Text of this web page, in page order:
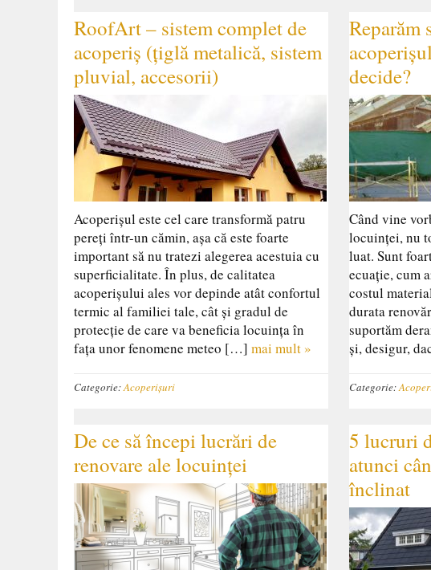
RoofArt – sistem complet de
acoperiș (țiglă metalică, sistem
pluvial, accesorii)
Acoperișul este cel care transformă patru
pereți într-un cămin, așa că este foarte
important să nu tratezi alegerea acestuia cu
superficialitate. În plus, de calitatea
acoperișului ales vor depinde atât confortul
termic al familiei tale, cât și gradul de
protecție de care va beneficia locuința în
fața unor fenomene meteo […] mai mult »
Categorie:Acoperișuri
Reparăm
decide?
Când vine
locuinței, nu
luat. Sunt
ecuație, cum
costul
durata
suportăm
și, desigur,
Categorie:
De ce să începi lucrări de
renovare ale locuinței
5 lucruri
atunci
înclinat